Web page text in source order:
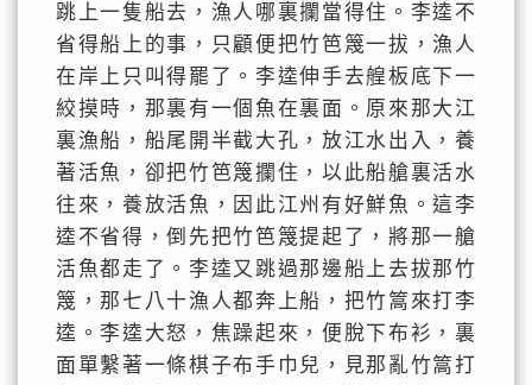
跳上一隻船去，漁人哪裏攔當得住。李逵不
省得船上的事，只顧便把竹笆篾一拔，漁人
在岸上只叫得罷了。李逵伸手去艎板底下一
絞摸時，那裏有一個魚在裏面。原來那大江
裏漁船，船尾開半截大孔，放江水出入，養
著活魚，卻把竹笆篾攔住，以此船艙裏活水
往來，養放活魚，因此江州有好鮮魚。這李
逵不省得，倒先把竹笆篾提起了，將那一艙
活魚都走了。李逵又跳過那邊船上去拔那竹
篾，那七八十漁人都奔上船，把竹篙來打李
逵。李逵大怒，焦躁起來，便脫下布衫，裏
面單繫著一條棋子布手巾兒，見那亂竹篙打